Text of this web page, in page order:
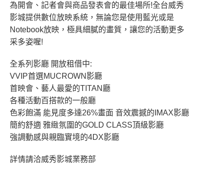
為開會、記者會與商品發表會的最佳場所!全台威秀
影城提供數位放映系統，無論您是使用藍光或是
Notebook放映，極具細膩的畫質，讓您的活動更多
采多姿喔!
全系列影廳 開放租借中:
VVIP首選MUCROWN影廳
首映會、藝人最愛的TITAN廳
各種活動百搭款的一般廳
色彩飽滿 能見度多達26%畫面 音效震撼的IMAX影廳
簡約舒適 雅緻氛圍的GOLD CLASS頂級影廳
強調動感與親臨實境的4DX影廳
詳情請洽威秀影城業務部